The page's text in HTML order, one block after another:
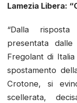
Lamezia Libera: “
“Dalla risposta
presentata
Fregolant di
spostamento
Crotone, si
scellerata,